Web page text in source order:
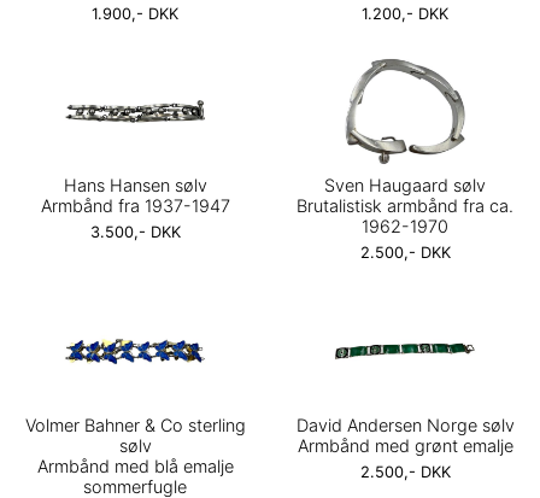
1.900,- DKK 1.200,- DKK
Hans Hansen sølv
Armbånd fra 1937-1947
3.500,- DKK
Sven Haugaard sølv
Brutalistisk armbånd fra ca.
1962-1970
2.500,- DKK
Volmer Bahner & Co sterling
sølv
Armbånd med blå emalje
sommerfugle
David Andersen Norge sølv
Armbånd med grønt emalje
2.500,- DKK